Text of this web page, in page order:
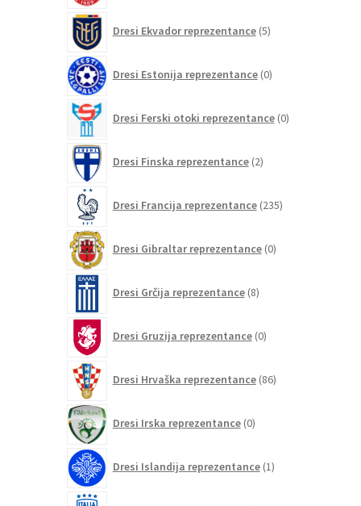
Dresi Ekvador reprezentance 5izdelkov
Dresi Estonija reprezentance 0izdelkov
Dresi Ferski otoki reprezentance 0izdelkov
Dresi Finska reprezentance 2izdelka
Dresi Francija reprezentance 235izdelkov
Dresi Gibraltar reprezentance 0izdelkov
Dresi Grčija reprezentance 8izdelkov
Dresi Gruzija reprezentance 0izdelkov
Dresi Hrvaška reprezentance 86izdelkov
Dresi Irska reprezentance 0izdelkov
Dresi Islandija reprezentance 1izdelek